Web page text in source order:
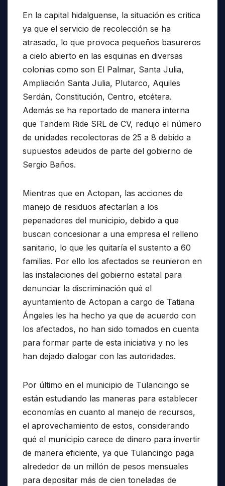
En la capital hidalguense, la situación es critica
ya que el servicio de recolección se ha
atrasado, lo que provoca pequeños basureros
a cielo abierto en las esquinas en diversas
colonias como son El Palmar, Santa Julia,
Ampliación Santa Julia, Plutarco, Aquiles
Serdán, Constitución, Centro, etcétera.
Además se ha reportado de manera interna
que Tandem Ride SRL de CV, redujo el número
de unidades recolectoras de 25 a 8 debido a
supuestos adeudos de parte del gobierno de
Sergio Baños.
Mientras que en Actopan, las acciones de
manejo de residuos afectarían a los
pepenadores del municipio, debido a que
buscan concesionar a una empresa el relleno
sanitario, lo que les quitaría el sustento a 60
familias. Por ello los afectados se reunieron en
las instalaciones del gobierno estatal para
denunciar la discriminación qué el
ayuntamiento de Actopan a cargo de Tatiana
Ángeles les ha hecho ya que de acuerdo con
los afectados, no han sido tomados en cuenta
para formar parte de esta iniciativa y no les
han dejado dialogar con las autoridades.
Por último en el municipio de Tulancingo se
están estudiando las maneras para establecer
economías en cuanto al manejo de recursos,
el aprovechamiento de estos, considerando
qué el municipio carece de dinero para invertir
de manera eficiente, ya que Tulancingo paga
alrededor de un millón de pesos mensuales
para depositar más de cien toneladas de